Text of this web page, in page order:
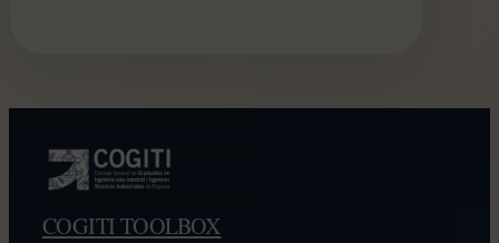
COGITI TOOLBOX